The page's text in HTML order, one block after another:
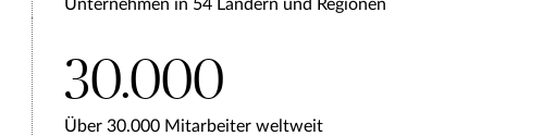
Unternehmen in 54 Ländern und Regionen
30.000
Über 30.000 Mitarbeiter weltweit